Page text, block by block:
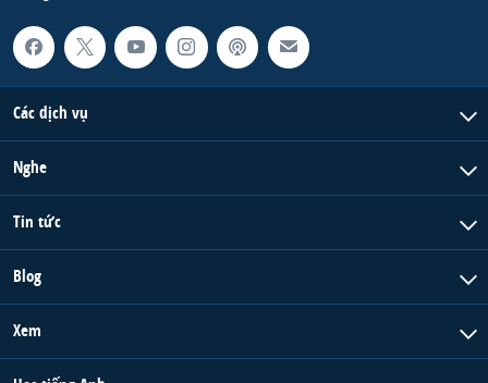
Các dịch vụ
Nghe
Tin tức
Blog
Xem